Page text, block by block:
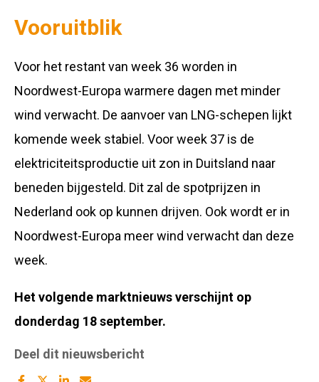
Vooruitblik
Voor het restant van week 36 worden in
Noordwest-Europa warmere dagen met minder
wind verwacht. De aanvoer van LNG-schepen lijkt
komende week stabiel. Voor week 37 is de
elektriciteitsproductie uit zon in Duitsland naar
beneden bijgesteld. Dit zal de spotprijzen in
Nederland ook op kunnen drijven. Ook wordt er in
Noordwest-Europa meer wind verwacht dan deze
week.
Het volgende marktnieuws verschijnt op
donderdag 18 september.
Deel dit nieuwsbericht
Deel
Deel Deel